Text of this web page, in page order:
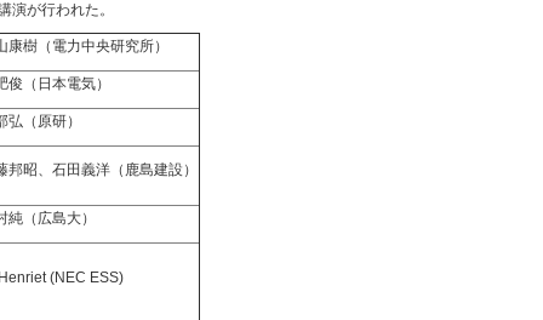
が行われた。
康樹（電力中央研究所）
俊（日本電気）
弘（原研）
邦昭、石田義洋（鹿島建設）
純（広島大）
(NEC ESS)